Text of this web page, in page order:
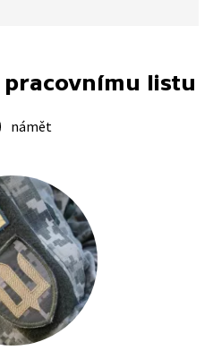
Jak mluvit
listu
námět